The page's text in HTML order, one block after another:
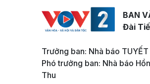
BAN
Đài
Trưởng ban: Nhà báo TUYẾT
Phó trưởng ban: Nhà báo
Thu